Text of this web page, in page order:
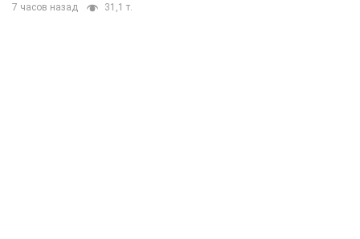
7 часов назад 31,1 т.